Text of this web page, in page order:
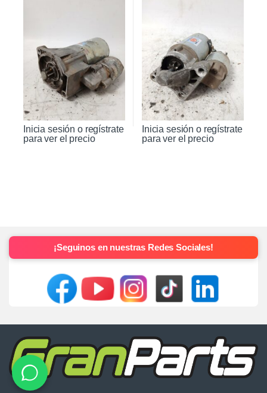
Inicia sesión o regístrate
para ver el precio
Inicia sesión o regístrate
para ver el precio
¡Seguinos en nuestras Redes Sociales!